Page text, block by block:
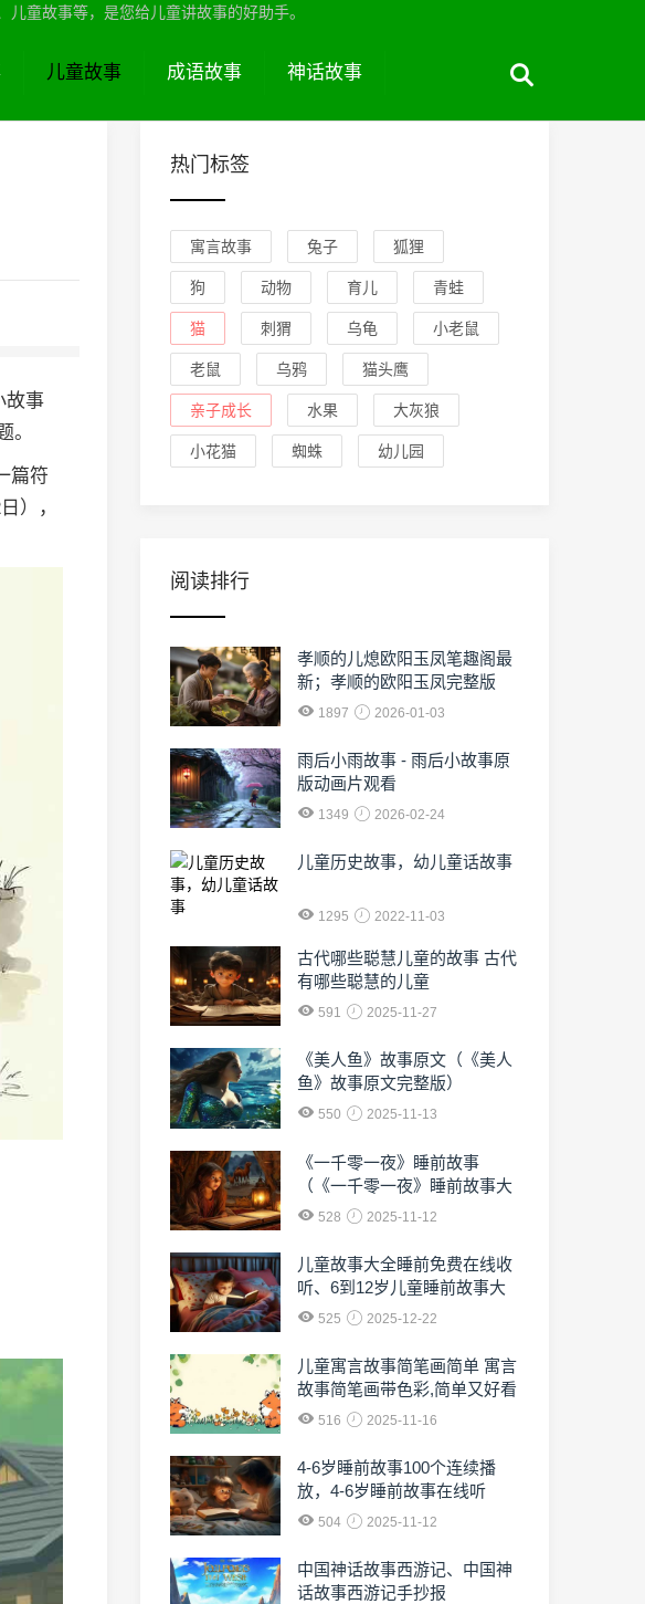
童故事等，是您给儿童讲故事的好助手。
儿童故事 成语故事 神话故事
故事
。
篇符
），
热门标签
寓言故事 兔子 狐狸
狗 动物 育儿 青蛙
猫 刺猬 乌龟 小老鼠
老鼠 乌鸦 猫头鹰
亲子成长 水果 大灰狼
小花猫 蜘蛛 幼儿园
阅读排行
孝顺的儿熄欧阳玉凤笔趣阁最
新；孝顺的欧阳玉凤完整版
1897 2026-01-03
雨后小雨故事 - 雨后小故事原
版动画片观看
1349 2026-02-24
儿童历史故事，幼儿童话故事
1295 2022-11-03
古代哪些聪慧儿童的故事 古代
有哪些聪慧的儿童
591 2025-11-27
《美人鱼》故事原文（《美人
鱼》故事原文完整版）
550 2025-11-13
《一千零一夜》睡前故事
（《一千零一夜》睡前故事大
全）528 2025-11-12
儿童故事大全睡前免费在线收
听、6到12岁儿童睡前故事大
全免费收听
525 2025-12-22
儿童寓言故事简笔画简单 寓言
故事简笔画带色彩,简单又好看
516 2025-11-16
4-6岁睡前故事100个连续播
放，4-6岁睡前故事在线听
504 2025-11-12
中国神话故事西游记、中国神
话故事西游记手抄报